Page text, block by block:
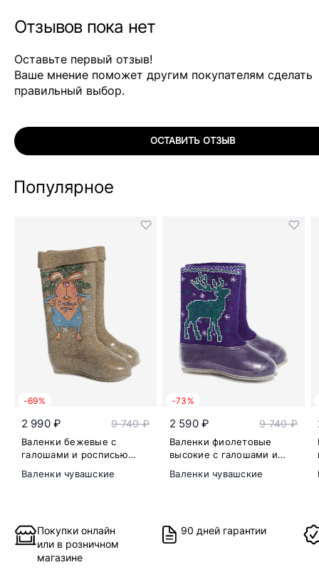
Отзывов пока нет
Оставьте первый отзыв!
Ваше мнение поможет другим покупателям сделать
правильный выбор.
ОСТАВИТЬ ОТЗЫВ
Популярное
-69%
2 990 ₽ 9 740 ₽
Валенки бежевые с
галошами и росписью
Валенки чувашские
-73%
2 590 ₽ 9 740 ₽
Валенки фиолетовые
высокие с галошами и
Валенки чувашские
Покупки онлайн
или в розничном
магазине
90 дней гарантии